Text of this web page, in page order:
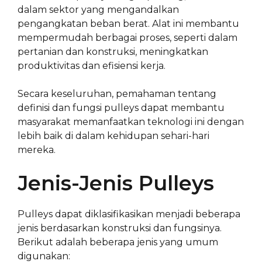
dalam sektor yang mengandalkan
pengangkatan beban berat. Alat ini membantu
mempermudah berbagai proses, seperti dalam
pertanian dan konstruksi, meningkatkan
produktivitas dan efisiensi kerja.
Secara keseluruhan, pemahaman tentang
definisi dan fungsi pulleys dapat membantu
masyarakat memanfaatkan teknologi ini dengan
lebih baik di dalam kehidupan sehari-hari
mereka.
Jenis-Jenis Pulleys
Pulleys dapat diklasifikasikan menjadi beberapa
jenis berdasarkan konstruksi dan fungsinya.
Berikut adalah beberapa jenis yang umum
digunakan: